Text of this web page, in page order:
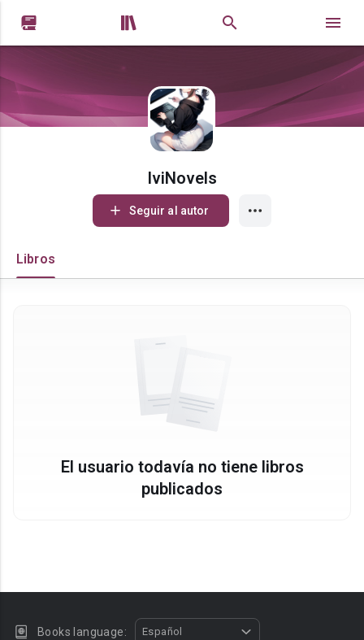
 
IviNovels
Seguir al autor
Libros
El usuario todavía no tiene libros
publicados
Books language: Español